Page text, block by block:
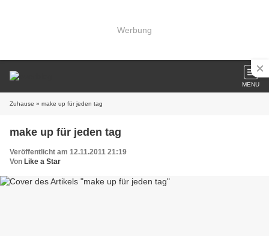
Werbung
MENU
Zuhause » make up für jeden tag
make up für jeden tag
Veröffentlicht am 12.11.2011 21:19
Von Like a Star